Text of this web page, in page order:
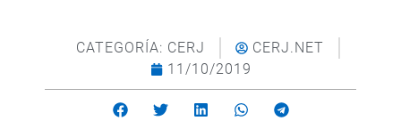
CATEGORÍA: CERJ
CERJ.NET
11/10/2019